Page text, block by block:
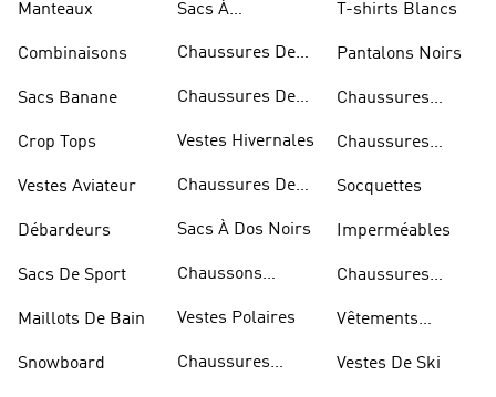
Manteaux
Combinaisons
Sacs Banane
Crop Tops
Vestes Aviateur
Débardeurs
Sacs De Sport
Maillots De Bain
Snowboard
Sacs À
Chaussures De
Chaussures De
Vestes Hivernales
Chaussures De
Sacs À Dos Noirs
Chaussons
Vestes Polaires
Chaussures
T-shirts Blancs
Pantalons Noirs
Chaussures
Chaussures
Socquettes
Imperméables
Chaussures
Vêtements
Vestes De Ski